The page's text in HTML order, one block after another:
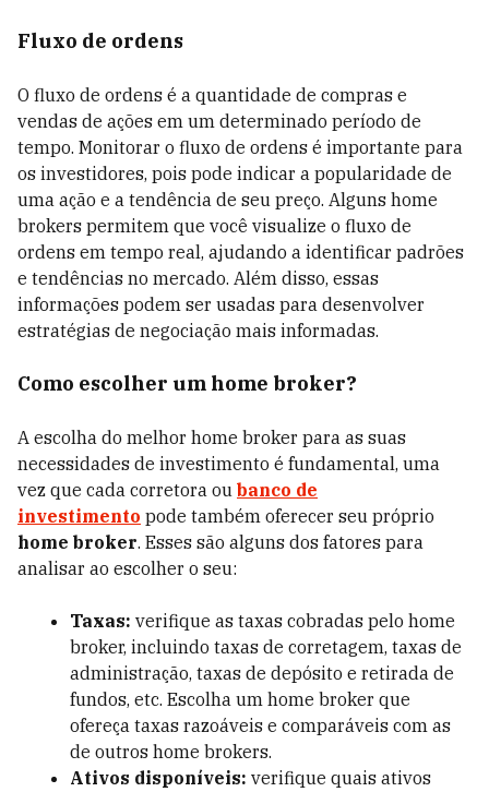
Fluxo de ordens
O fluxo de ordens é a quantidade de compras e
vendas de ações em um determinado período de
tempo. Monitorar o fluxo de ordens é importante para
os investidores, pois pode indicar a popularidade de
uma ação e a tendência de seu preço. Alguns home
brokers permitem que você visualize o fluxo de
ordens em tempo real, ajudando a identificar padrões
e tendências no mercado. Além disso, essas
informações podem ser usadas para desenvolver
estratégias de negociação mais informadas.
Como escolher um home broker?
A escolha do melhor home broker para as suas
necessidades de investimento é fundamental, uma
vez que cada corretora ou banco de
investimento pode também oferecer seu próprio
home broker. Esses são alguns dos fatores para
analisar ao escolher o seu:
Taxas: verifique as taxas cobradas pelo home
broker, incluindo taxas de corretagem, taxas de
administração, taxas de depósito e retirada de
fundos, etc. Escolha um home broker que
ofereça taxas razoáveis e comparáveis com as
de outros home brokers.
Ativos disponíveis: verifique quais ativos